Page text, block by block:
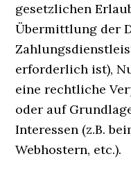
gesetzlichen
Übermittlung der
erforderlich ist),
eine rechtliche
oder auf
Interessen (z.B.
Webhostern, etc.).